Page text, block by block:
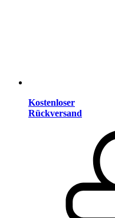
Kostenloser
Rückversand